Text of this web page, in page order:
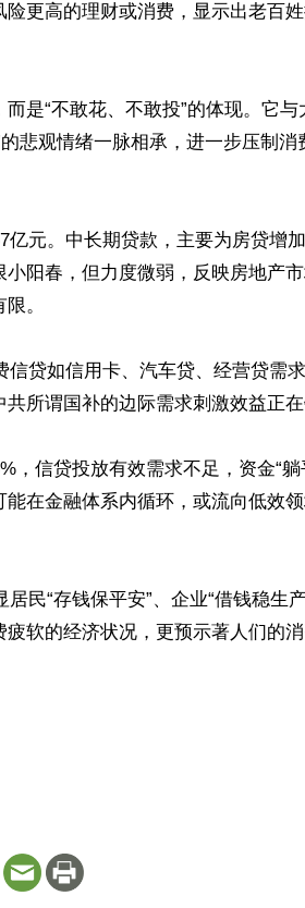
更高的理财或消费，显示出老百
是“不敢花、不敢投”的体现。它与
悲观情绪一脉相承，进一步压制消
元。中长期贷款，主要为房贷增加
阳春，但力度微弱，反映房地产
。
贷如信用卡、汽车贷、经营贷需
所谓国补的边际需求刺激效益正在
，信贷投放有效需求不足，资金“躺
在金融体系内循环，或流向低效
民“存钱保平安”、企业“借钱稳生
软的经济状况，更预示著人们的